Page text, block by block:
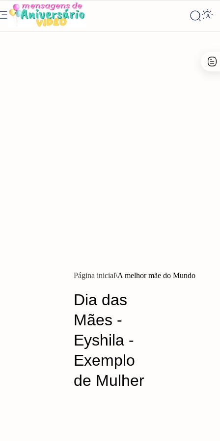
Página inicial A melhor mãe do Mundo
Dia das
Mães -
Eyshila -
Exemplo
de Mulher